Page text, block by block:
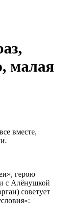
малая
вместе,
герою
с Алёнушкой
советует